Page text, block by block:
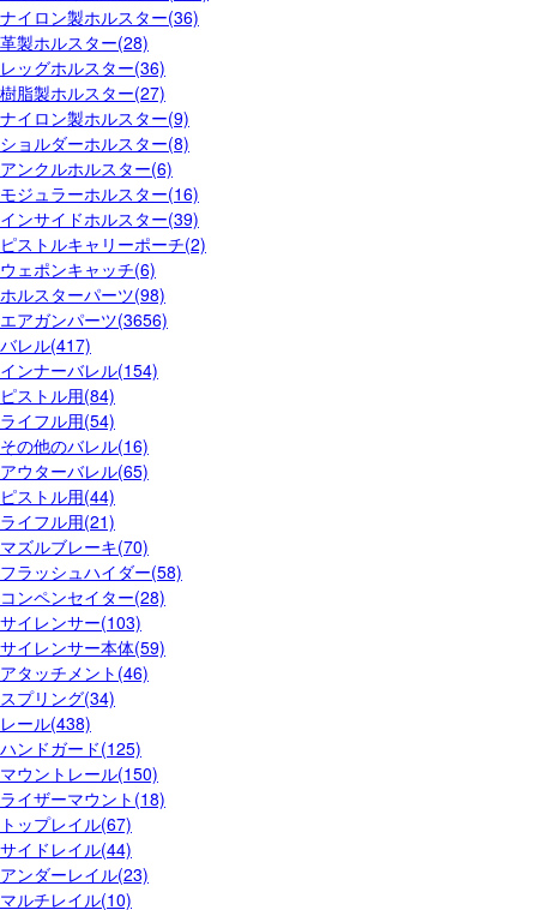
ナイロン製ホルスター(36)
革製ホルスター(28)
レッグホルスター(36)
樹脂製ホルスター(27)
ナイロン製ホルスター(9)
ショルダーホルスター(8)
アンクルホルスター(6)
モジュラーホルスター(16)
インサイドホルスター(39)
ピストルキャリーポーチ(2)
ウェポンキャッチ(6)
ホルスターパーツ(98)
エアガンパーツ(3656)
バレル(417)
インナーバレル(154)
ピストル用(84)
ライフル用(54)
その他のバレル(16)
アウターバレル(65)
ピストル用(44)
ライフル用(21)
マズルブレーキ(70)
フラッシュハイダー(58)
コンペンセイター(28)
サイレンサー(103)
サイレンサー本体(59)
アタッチメント(46)
スプリング(34)
レール(438)
ハンドガード(125)
マウントレール(150)
ライザーマウント(18)
トップレイル(67)
サイドレイル(44)
アンダーレイル(23)
マルチレイル(10)